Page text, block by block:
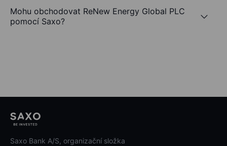
Mohu obchodovat ReNew Energy Global PLC
pomocí Saxo?
Saxo Bank A/S, organizační složka